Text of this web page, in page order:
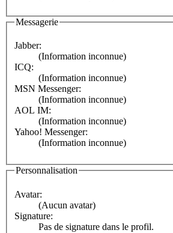
Messagerie
Jabber:
(Information inconnue)
ICQ:
(Information inconnue)
MSN Messenger:
(Information inconnue)
AOL IM:
(Information inconnue)
Yahoo! Messenger:
(Information inconnue)
Personnalisation
Avatar:
(Aucun avatar)
Signature:
Pas de signature dans le profil.